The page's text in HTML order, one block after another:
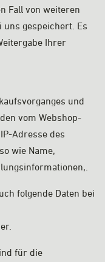
Fall von weiteren
uns gespeichert. Es
Ihrer
und
vom Webshop-
Adresse des
wie Name,
folgende Daten bei
für die